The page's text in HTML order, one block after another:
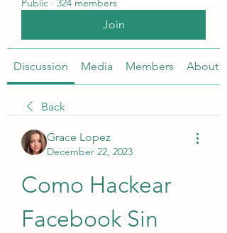
Public · 324 members
Join
Discussion Media Members About
Back
Grace Lopez
December 22, 2023
Como Hackear
Facebook Sin